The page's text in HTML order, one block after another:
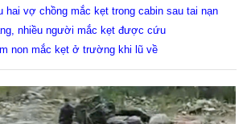
hai vợ chồng mắc kẹt trong cabin sau tai nạn
nhiều người mắc kẹt được cứu
non mắc kẹt ở trường khi lũ về